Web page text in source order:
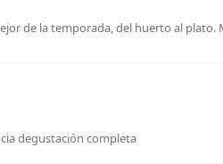
de la temporada, del huerto al plato.
degustación completa